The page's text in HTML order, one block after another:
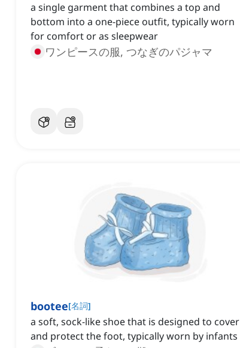
a single garment that combines a top and
bottom into a one-piece outfit, typically worn
for comfort or as sleepwear
ワンピースの服, つなぎのパジャマ
bootee[名詞]
a soft, sock-like shoe that is designed to cover
and protect the foot, typically worn by infants